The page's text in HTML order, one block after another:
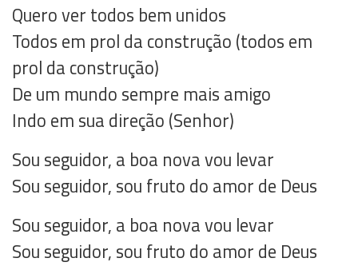
Quero ver todos bem unidos
Todos em prol da construção (todos em
prol da construção)
De um mundo sempre mais amigo
Indo em sua direção (Senhor)
Sou seguidor, a boa nova vou levar
Sou seguidor, sou fruto do amor de Deus
Sou seguidor, a boa nova vou levar
Sou seguidor, sou fruto do amor de Deus